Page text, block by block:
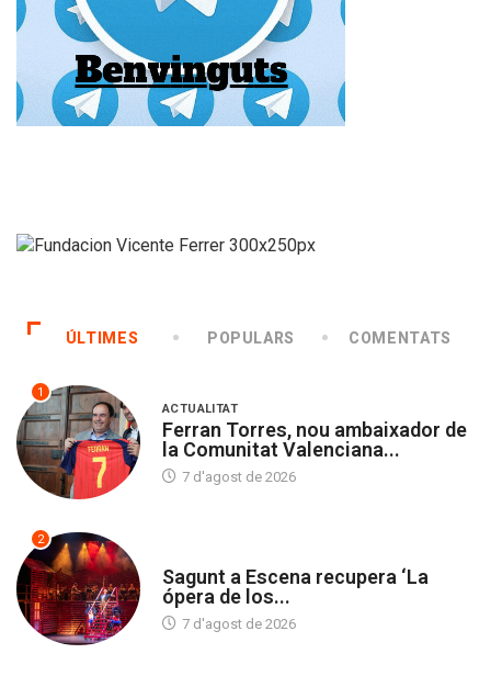
ÚLTIMES POPULARS COMENTATS
1
ACTUALITAT
Ferran Torres, nou ambaixador de
la Comunitat Valenciana...
7 d'agost de 2026
2
Sagunt a Escena recupera ‘La
ópera de los...
7 d'agost de 2026